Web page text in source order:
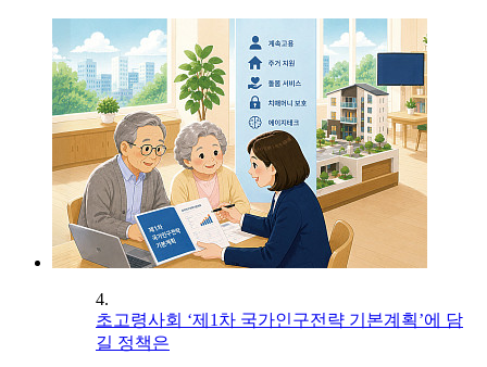
4.
초고령사회 ‘제1차 국가인구전략 기본계획’에 담
길 정책은